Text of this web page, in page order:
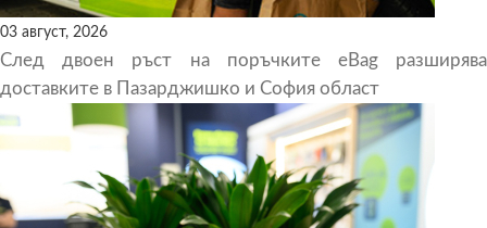
03 август, 2026
След двоен ръст на поръчките eBag разширява
доставките в Пазарджишко и София област